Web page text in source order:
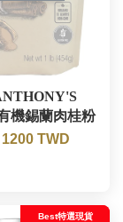
機錫蘭肉桂粉
1200 TWD
Best特選現貨